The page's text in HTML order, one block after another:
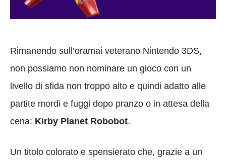
Rimanendo sull’oramai veterano Nintendo 3DS,
non possiamo non nominare un gioco con un
livello di sfida non troppo alto e quindi adatto alle
partite mordi e fuggi dopo pranzo o in attesa della
cena: Kirby Planet Robobot.
Un titolo colorato e spensierato che, grazie a un